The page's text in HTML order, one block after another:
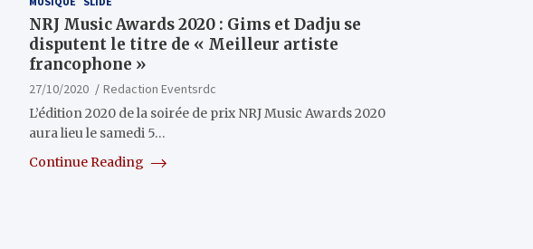
NRJ Music Awards 2020 : Gims et Dadju se
disputent le titre de « Meilleur artiste
francophone »
27/10/2020
Redaction Eventsrdc
L’édition 2020 de la soirée de prix NRJ Music Awards 2020
aura lieu le samedi 5…
Continue Reading